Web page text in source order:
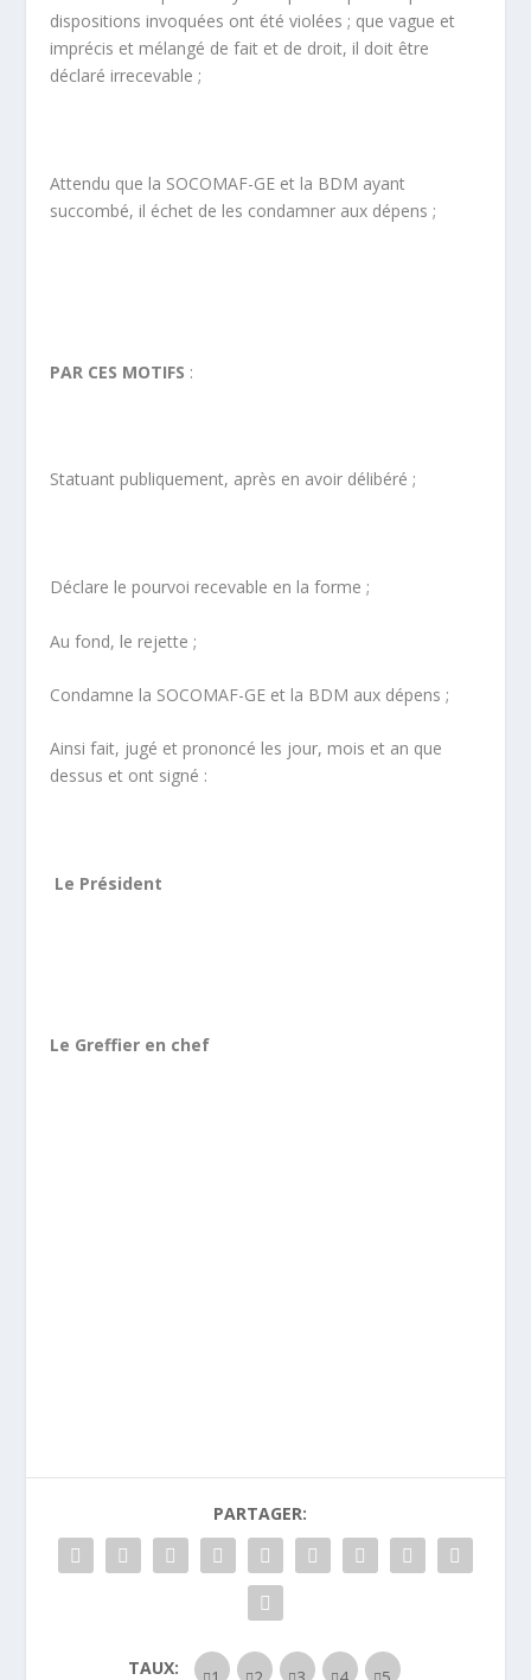
dispositions invoquées ont été violées ; que vague et
imprécis et mélangé de fait et de droit, il doit être
déclaré irrecevable ;
Attendu que la SOCOMAF-GE et la BDM ayant
succombé, il échet de les condamner aux dépens ;
PAR CES MOTIFS :
Statuant publiquement, après en avoir délibéré ;
Déclare le pourvoi recevable en la forme ;
Au fond, le rejette ;
Condamne la SOCOMAF-GE et la BDM aux dépens ;
Ainsi fait, jugé et prononcé les jour, mois et an que
dessus et ont signé :
Le Président
Le Greffier en chef
PARTAGER:
TAUX: